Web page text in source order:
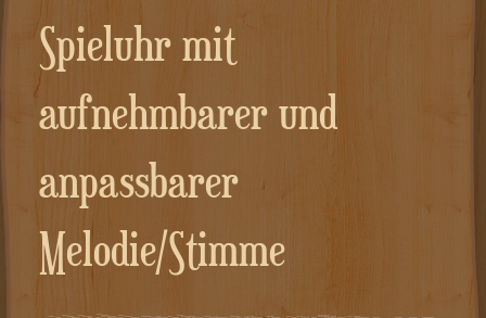
Spieluhr mit
aufnehmbarer und
anpassbarer
Melodie/Stimme